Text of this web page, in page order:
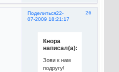
Поделиться 26
22-
07-2009 18:21:17
Кнора
написал(а):
Зови к нам
подругу!